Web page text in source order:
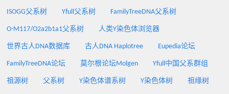
ISOGG父系树 Yfull父系树 FamilyTreeDNA父系树
O-M117/O2a2b1a1父系树 人类Y染色体浏览器
世界古人DNA数据库 古人DNA Haplotree Eupedia论坛
FamilyTreeDNA论坛 莫尔根论坛Molgen Yfull中国父系群组
祖源树 父系树 Y染色体谱系树 Y染色体树 祖缘树